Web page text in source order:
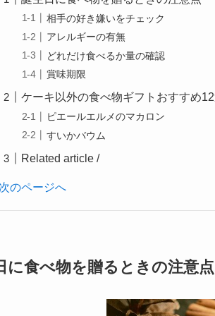
相手の好き嫌いをチェック
アレルギーの有無
どれだけ食べるか量の確認
賞味期限
ケーキ以外の食べ物ギフトおすすめ
ピエールエルメのマカロン
すいかバウム
Related article /
次のページへ
に食べ物を贈るときの注意点